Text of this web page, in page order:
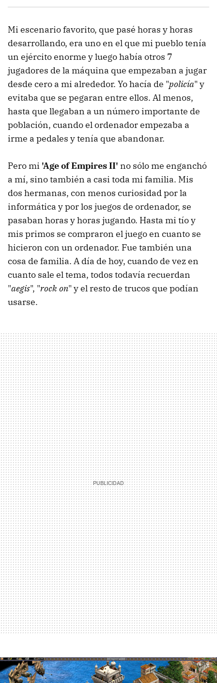
Mi escenario favorito, que pasé horas y horas
desarrollando, era uno en el que mi pueblo tenía
un ejército enorme y luego había otros 7
jugadores de la máquina que empezaban a jugar
desde cero a mi alrededor. Yo hacía de "policía" y
evitaba que se pegaran entre ellos. Al menos,
hasta que llegaban a un número importante de
población, cuando el ordenador empezaba a
irme a pedales y tenía que abandonar.
Pero mi 'Age of Empires II' no sólo me enganchó
a mí, sino también a casi toda mi familia. Mis
dos hermanas, con menos curiosidad por la
informática y por los juegos de ordenador, se
pasaban horas y horas jugando. Hasta mi tío y
mis primos se compraron el juego en cuanto se
hicieron con un ordenador. Fue también una
cosa de familia. A día de hoy, cuando de vez en
cuanto sale el tema, todos todavía recuerdan
"aegis", "rock on" y el resto de trucos que podían
usarse.